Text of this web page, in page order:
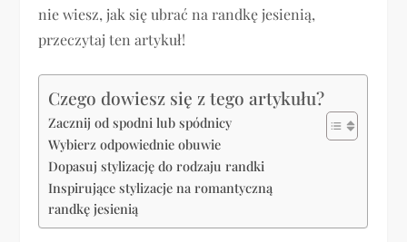
nie wiesz, jak się ubrać na randkę jesienią,
przeczytaj ten artykuł!
Czego dowiesz się z tego artykułu?
Zacznij od spodni lub spódnicy
Wybierz odpowiednie obuwie
Dopasuj stylizację do rodzaju randki
Inspirujące stylizacje na romantyczną
randkę jesienią